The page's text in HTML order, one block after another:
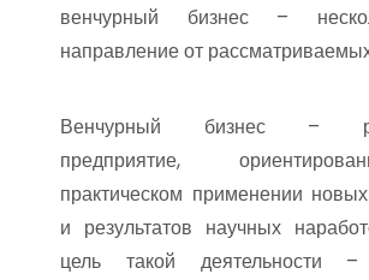
венчурный бизнес –
направление от
Венчурный бизнес –
предприятие,
практическом применении
и результатов научных
цель такой деятельности –